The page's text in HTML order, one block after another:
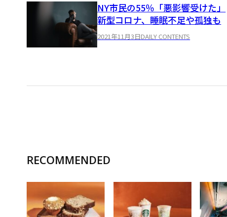
NY市民の55％「悪影響受けた」
新型コロナ、睡眠不足や孤独も
2021年11月3日DAILY CONTENTS
RECOMMENDED